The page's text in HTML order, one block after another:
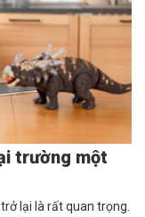
trường một
lại là rất quan trọng.